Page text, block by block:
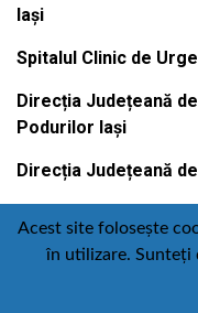
Iași
Spitalul Clinic de
Direcția Județeană
Podurilor Iași
Direcția Județeană
Contact
Acest site folosește
în utilizare. Sunteți